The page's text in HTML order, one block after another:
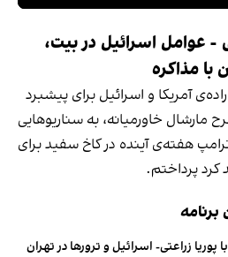
- عوامل اسرائیل در بیت،
مذاکره
آمریکا و اسرائیل برای پیشبرد
مارشال خاورمیانه، به سناریوهایی
هفته‌ی آینده در کاخ سفید برای
کرد پرداختم.
پوریا زراعتی- اسرائیل و ترورها در تهران